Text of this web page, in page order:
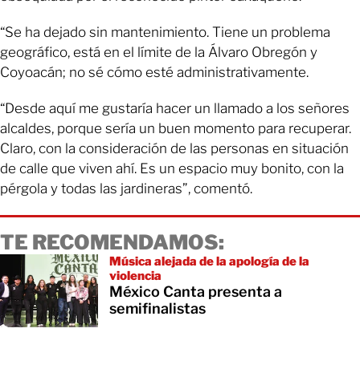
“Se ha dejado sin mantenimiento. Tiene un problema
geográfico, está en el límite de la Álvaro Obregón y
Coyoacán; no sé cómo esté administrativamente.
“Desde aquí me gustaría hacer un llamado a los señores
alcaldes, porque sería un buen momento para recuperar.
Claro, con la consideración de las personas en situación
de calle que viven ahí. Es un espacio muy bonito, con la
pérgola y todas las jardineras”, comentó.
TE RECOMENDAMOS:
Música alejada de la apología de la
violencia
México Canta presenta a
semifinalistas